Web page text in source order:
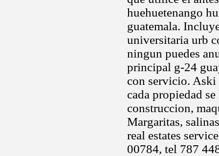
huehuetenango
guatemala.
universitaria urb
ningun puedes
principal g-24
con servicio.
cada propiedad
construccion,
Margaritas,
real estates
00784, tel 787